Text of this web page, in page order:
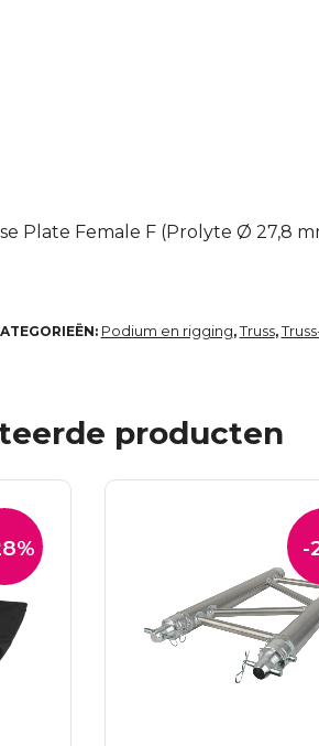
Plate Female F (Prolyte Ø 27,8
Podium en rigging,Truss,
producten
-